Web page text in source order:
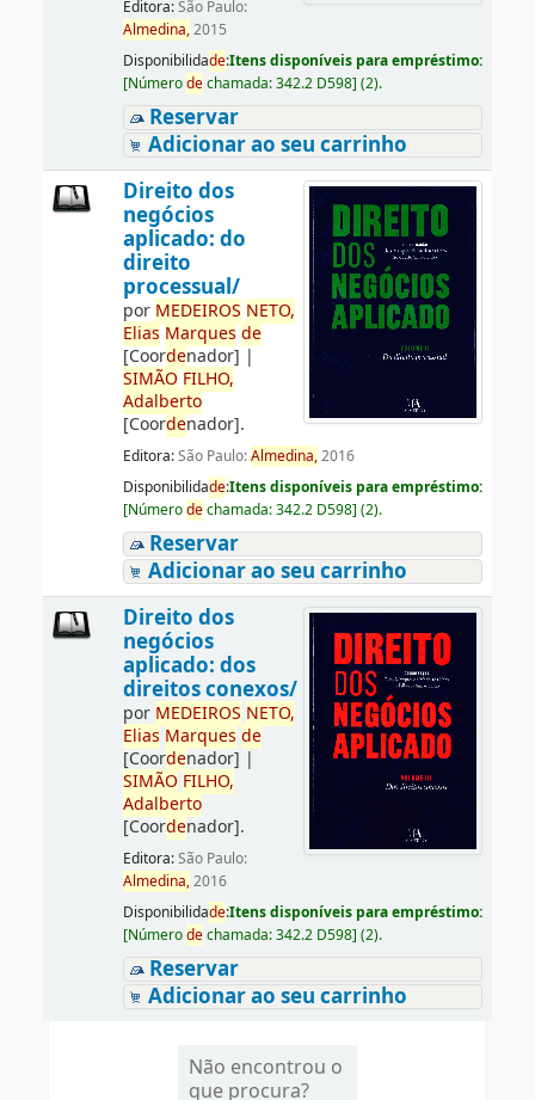
Editora:São Paulo:
Almedina,2015
Disponibilidade:Itens disponíveis para empréstimo:
[Númerodechamada:342.2 D598] (2).
Reservar
Adicionar ao seu carrinho
Direito dos
negócios
aplicado: do
direito
processual/
por MEDEIROS NETO,
Elias Marques de
[Coordenador] |
SIMÃO FILHO,
Adalberto
[Coordenador].
Editora:São Paulo:Almedina,2016
Disponibilidade:Itens disponíveis para empréstimo:
[Númerodechamada:342.2 D598] (2).
Reservar
Adicionar ao seu carrinho
Direito dos
negócios
aplicado: dos
direitos conexos/
por MEDEIROS NETO,
Elias Marques de
[Coordenador] |
SIMÃO FILHO,
Adalberto
[Coordenador].
Editora:São Paulo:
Almedina,2016
Disponibilidade:Itens disponíveis para empréstimo:
[Númerodechamada:342.2 D598] (2).
Reservar
Adicionar ao seu carrinho
Não encontrou o
que procura?